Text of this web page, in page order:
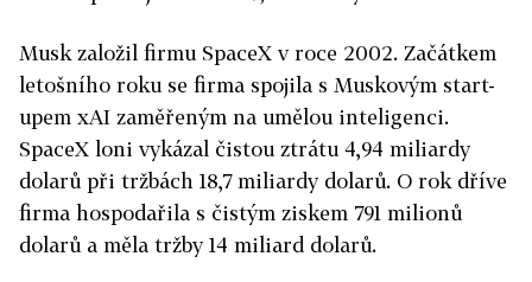
Musk založil firmu SpaceX v roce 2002. Začátkem
letošního roku se firma spojila s Muskovým start-
upem xAI zaměřeným na umělou inteligenci.
SpaceX loni vykázal čistou ztrátu 4,94 miliardy
dolarů při tržbách 18,7 miliardy dolarů. O rok dříve
firma hospodařila s čistým ziskem 791 milionů
dolarů a měla tržby 14 miliard dolarů.